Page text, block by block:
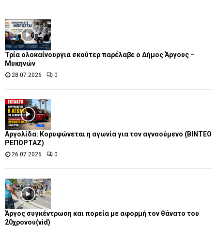
Τρία ολοκαίνουργια σκούτερ παρέλαβε o Δήμος Άργους –
Μυκηνών
28.07.2026 0
Αργολίδα: Κορυφώνεται η αγωνία για τον αγνοούμενο (ΒΙΝΤΕΟ
ΡΕΠΟΡΤΑΖ)
26.07.2026 0
Άργος συγκέντρωση και πορεία με αφορμή τον θάνατο του
20χρονου(vid)